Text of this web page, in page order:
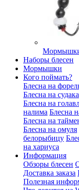
Наборы блесен
Мормышки
Кого поймать?
Блесна на
Блесна на судака
Блесна на
налима Блесна
Блесна на
Блесна на омуля
белорыбицу
на хариуса
Информация
Обзоры блесен
Доставка заказа
Полезная